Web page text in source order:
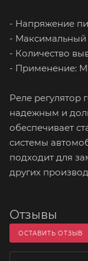
- Напряжение
- Максимальный
- Количество
- Применение:
Реле регулятор
надежным и
обеспечивает
системы
подходит для
других
Отзывы
ОСТАВИТЬ ОТЗЫВ